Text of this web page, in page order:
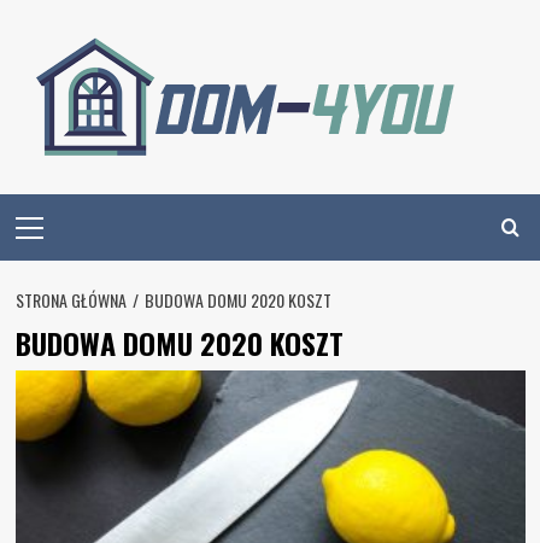
content
Menu
STRONA GŁÓWNA BUDOWA DOMU 2020 KOSZT
BUDOWA DOMU 2020 KOSZT